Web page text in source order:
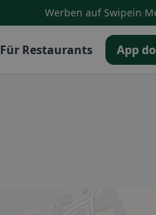
Werben auf Swipein·
Für Restaurants App